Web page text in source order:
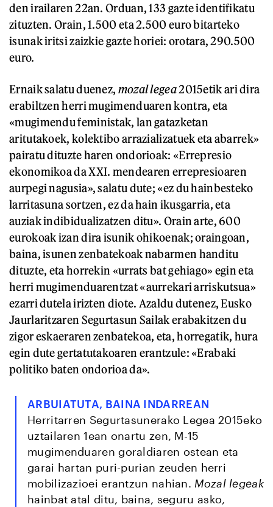
den irailaren 22an. Orduan, 133 gazte identifikatu
zituzten. Orain, 1.500 eta 2.500 euro bitarteko
isunak iritsi zaizkie gazte horiei: orotara, 290.500
euro.
Ernaik salatu duenez, mozal legea2015etik ari dira
erabiltzen herri mugimenduaren kontra, eta
«mugimendu feministak, lan gatazketan
aritutakoek, kolektibo arrazializatuek eta abarrek»
pairatu dituzte haren ondorioak: «Errepresio
ekonomikoa da XXI. mendearen errepresioaren
aurpegi nagusia», salatu dute; «ez du hainbesteko
larritasuna sortzen, ez da hain ikusgarria, eta
auziak indibidualizatzen ditu». Orain arte, 600
eurokoak izan dira isunik ohikoenak; oraingoan,
baina, isunen zenbatekoak nabarmen handitu
dituzte, eta horrekin «urrats bat gehiago» egin eta
herri mugimenduarentzat «aurrekari arriskutsua»
ezarri dutela irizten diote. Azaldu dutenez, Eusko
Jaurlaritzaren Segurtasun Sailak erabakitzen du
zigor eskaeraren zenbatekoa, eta, horregatik, hura
egin dute gertatutakoaren erantzule: «Erabaki
politiko baten ondorioa da».
ARBUIATUTA, BAINA INDARREAN
Herritarren Segurtasunerako Legea 2015eko
uztailaren 1ean onartu zen, M-15
mugimenduaren goraldiaren ostean eta
garai hartan puri-purian zeuden herri
mobilizazioei erantzun nahian. Mozal legeak
hainbat atal ditu, baina, seguru asko,